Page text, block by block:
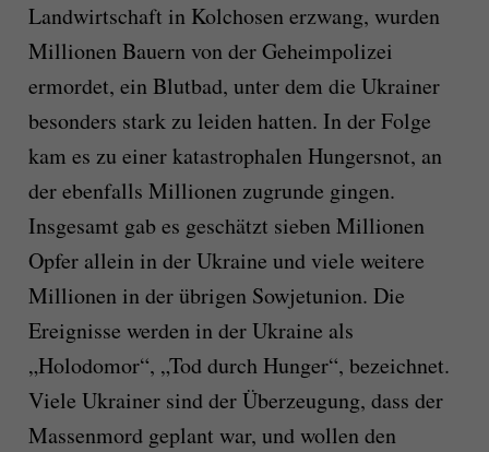
Landwirtschaft in Kolchosen erzwang, wurden
Millionen Bauern von der Geheimpolizei
ermordet, ein Blutbad, unter dem die Ukrainer
besonders stark zu leiden hatten. In der Folge
kam es zu einer katastrophalen Hungersnot, an
der ebenfalls Millionen zugrunde gingen.
Insgesamt gab es geschätzt sieben Millionen
Opfer allein in der Ukraine und viele weitere
Millionen in der übrigen Sowjetunion. Die
Ereignisse werden in der Ukraine als
„Holodomor“, „Tod durch Hunger“, bezeichnet.
Viele Ukrainer sind der Überzeugung, dass der
Massenmord geplant war, und wollen den